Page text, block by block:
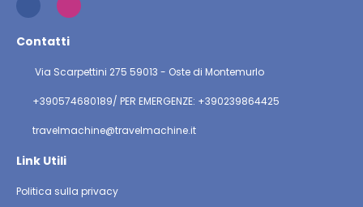
Contatti
Via Scarpettini 275 59013 - Oste di Montemurlo
+390574680189/ PER EMERGENZE: +390239864425
travelmachine@travelmachine.it
Link Utili
Politica sulla privacy